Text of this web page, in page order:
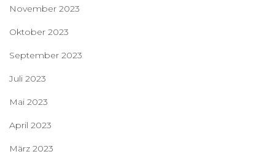
November 2023
Oktober 2023
September 2023
Juli 2023
Mai 2023
April 2023
März 2023